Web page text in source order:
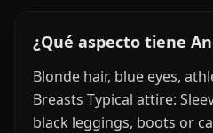
¿Qué aspecto tiene
Blonde hair, blue eyes,
Breasts Typical attire:
black leggings, boots or